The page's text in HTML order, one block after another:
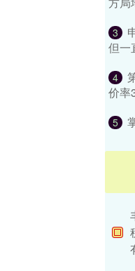
3
但一
4
价率
5